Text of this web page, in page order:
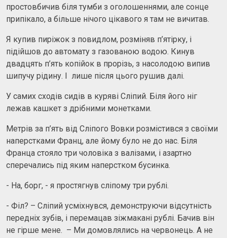
простовбичив біля тумби з оголошеннями, але сонце
припікало, а більше нічого цікавого я там не вичитав.
Я купив пиріжок з повидлом, розміняв п’ятірку, і
підійшов до автомату з газованою водою. Кинув
двадцять п’ять копійок в прорізь, з насолодою випив
шипучу рідину. І лише після цього рушив далі.
У самих сходів сидів в куряві Сліпий. Біля його ніг
лежав кашкет з дрібними монетками.
Метрів за п’ять від Сліпого Вовки розмістився з своїми
наперстками Франц, але йому було не до нас. Біля
Франца стояло три чоловіка з валізами, і азартно
сперечались під яким наперстком бусинка.
- На, борг, - я простягнув сліпому три рублі.
- Філ? – Сліпий усміхнувся, демонструючи відсутність
передніх зубів, і перемацав зіжмакані рублі. Бачив він
не гірше мене. – Ми домовлялись на червонець. А не